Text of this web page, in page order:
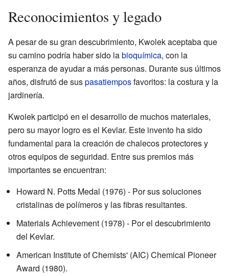
Reconocimientos y legado
A pesar de su gran descubrimiento, Kwolek aceptaba que
su camino podría haber sido labioquímica, con la
esperanza de ayudar a más personas. Durante sus últimos
años, disfrutó de suspasatiemposfavoritos: la costura y la
jardinería.
Kwolek participó en el desarrollo de muchos materiales,
pero su mayor logro es el Kevlar. Este invento ha sido
fundamental para la creación de chalecos protectores y
otros equipos de seguridad. Entre sus premios más
importantes se encuentran:
Howard N. Potts Medal (1976) - Por sus soluciones
cristalinas de polímeros y las fibras resultantes.
Materials Achievement (1978) - Por el descubrimiento
del Kevlar.
American Institute of Chemists' (AIC) Chemical Pioneer
Award (1980).